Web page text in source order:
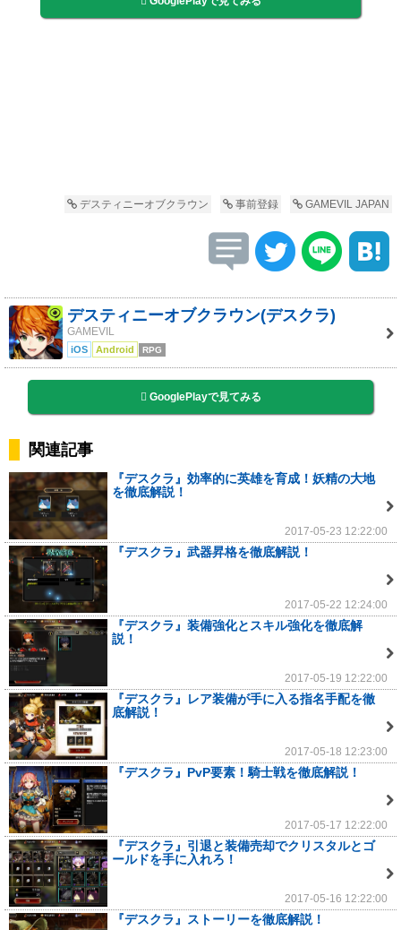
デスティニーオブクラウン 事前登録 GAMEVIL JAPAN
デスティニーオブクラウン(デスクラ)
GAMEVIL
iOS Android RPG
GooglePlayで見てみる
関連記事
『デスクラ』効率的に英雄を育成！妖精の大地
を徹底解説！
2017-05-23 12:22:00
『デスクラ』武器昇格を徹底解説！
2017-05-22 12:24:00
『デスクラ』装備強化とスキル強化を徹底解
説！
2017-05-19 12:22:00
『デスクラ』レア装備が手に入る指名手配を徹
底解説！
2017-05-18 12:23:00
『デスクラ』PvP要素！騎士戦を徹底解説！
2017-05-17 12:22:00
『デスクラ』引退と装備売却でクリスタルとゴ
ールドを手に入れろ！
2017-05-16 12:22:00
『デスクラ』ストーリーを徹底解説！